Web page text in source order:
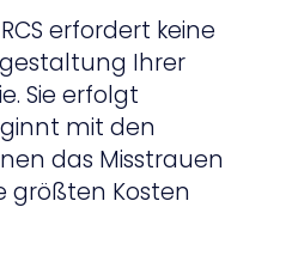
erfordert keine
Ihrer
Sie erfolgt
mit den
das Misstrauen
größten Kosten